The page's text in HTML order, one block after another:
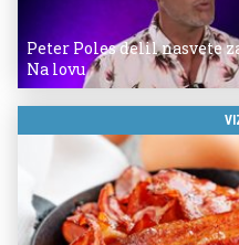
Peter Poles delil nasvete
Na lovu